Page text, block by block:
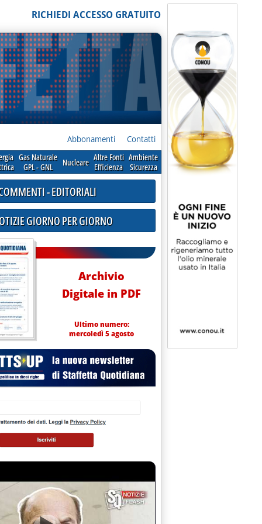
RICHIEDI ACCESSO GRATUITO
Abbonamenti Contatti
Gas Naturale
GPL - GNL
Nucleare Altre Fonti
Efficienza
Ambiente
Sicurezza
2012 alle 18.4.
- EDITORIALI
GIORNO PER GIORNO
Archivio
Digitale in PDF
Ultimo numero:
mercoledì 5 agosto